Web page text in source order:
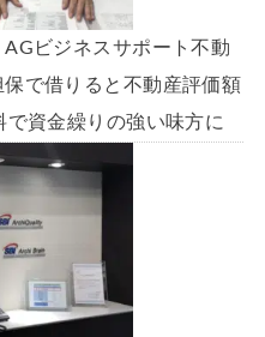
AGビジネスサポート不動
で借りると不動産評価額
資金繰りの強い味方に